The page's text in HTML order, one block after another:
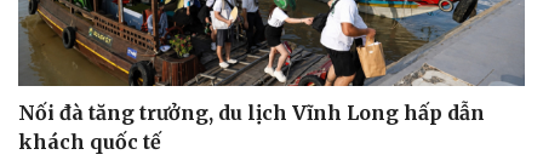
Nối đà tăng trưởng, du lịch Vĩnh Long hấp dẫn
khách quốc tế